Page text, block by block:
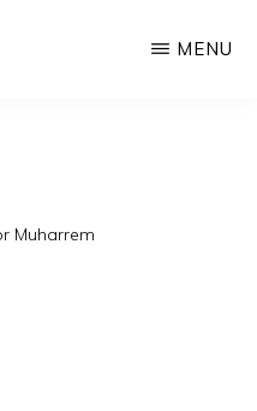
MENU
Muharrem